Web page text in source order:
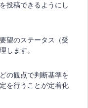
投稿できるようにし
望のステータス（受
します。
の観点で判断基準を
を行うことが定着化